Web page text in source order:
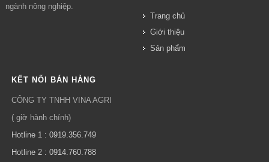
ngành nông nghiệp.
Trang chủ
Giới thiệu
Sản phẩm
KẾT NỐI BÁN HÀNG
CÔNG TY TNHH VINA AGRI
( giờ hành chính)
Hotline 1 : 0919.356.749
Hotline 2 : 0914.760.788